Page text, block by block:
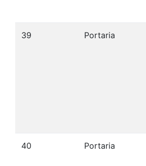
39 Portaria
40 Portaria